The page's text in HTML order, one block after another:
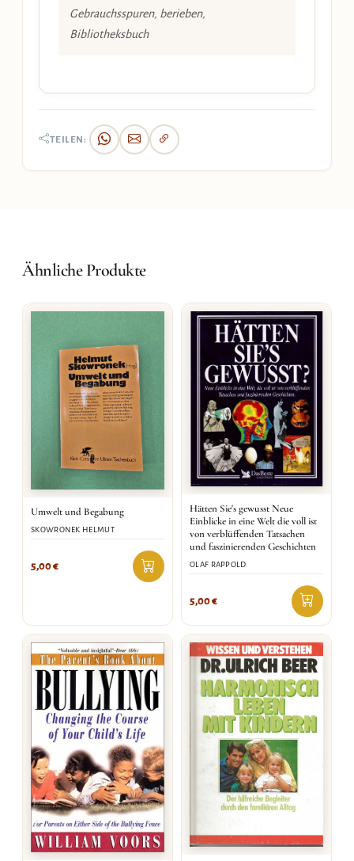
Gebrauchsspuren, berieben,
Bibliotheksbuch
TEILEN:
Ähnliche Produkte
Umwelt und Begabung
SKOWRONEK HELMUT
5,00€
Hätten Sie's gewusst Neue
Einblicke in eine Welt die voll ist
von verblüffenden Tatsachen
und faszinierenden Geschichten
OLAF RAPPOLD
5,00€